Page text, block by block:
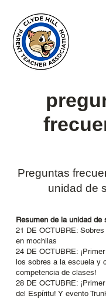
Preguntas
unidad de
Resumen de la unidad de
21 DE OCTUBRE:
en mochilas
24 DE OCTUBRE:
los sobres a la escuela y
competencia de clases!
28 DE OCTUBRE:
del Espíritu! Y evento